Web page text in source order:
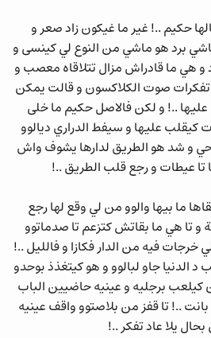
حكيم ..! غير ما غيكون زاد صعر و
برد هو ماشي من النوع لي كينسى و
و هي ما قادراش مزال تتلاقاه معصب و
صوت الكلاكسون و قالت يمكن
..! و لكن فالاصل حكيم ما خلى
كيقلب عليها و سيفط الدراري ديالوو
و شد هو الطريق لدارها يشوف واش
تا عيطات و رجع قلب الطريق ..!
ما بيها والوو من لي وقع لها رجع
تا هي ما بقاتش كتزعم تا صدماتوو
فيه من الدار فكازا و فالليل ..!
الدنيا جاو لبالوو و هو كيتغذذ بوحدو
برجليه و عينيه حاضيين الباب
..! تا قفز من بلاصتوو واقف عينيه
يلا عاد تفكر ..!